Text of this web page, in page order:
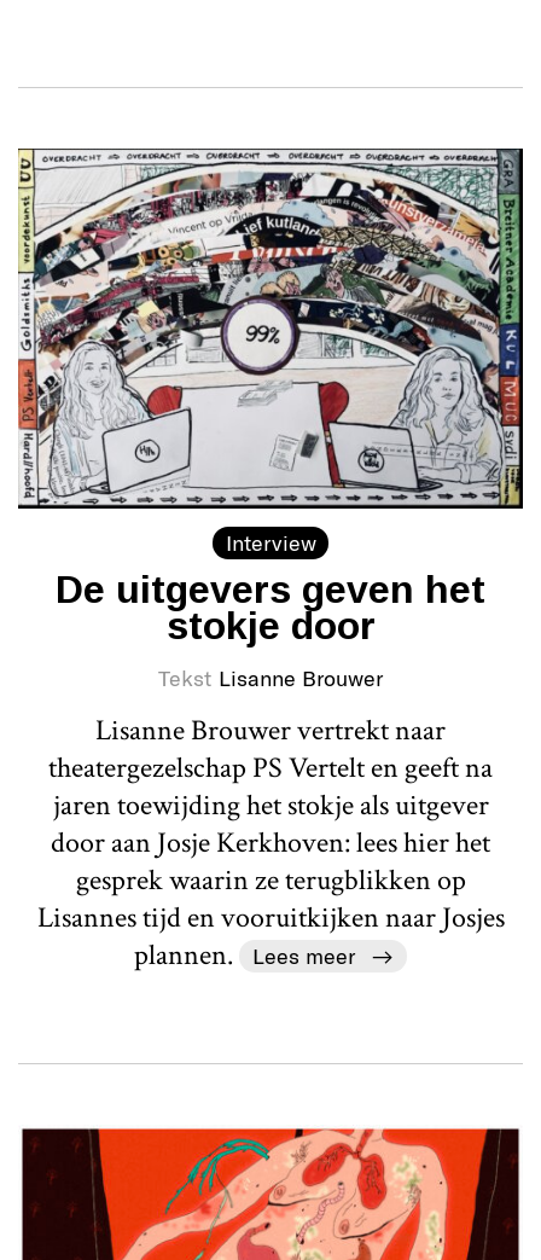
Interview
De uitgevers geven het
stokje door
Tekst Lisanne Brouwer
Lisanne Brouwer vertrekt naar
theatergezelschap PS Vertelt en geeft na
jaren toewijding het stokje als uitgever
door aan Josje Kerkhoven: lees hier het
gesprek waarin ze terugblikken op
Lisannes tijd en vooruitkijken naar Josjes
plannen.
Lees meer